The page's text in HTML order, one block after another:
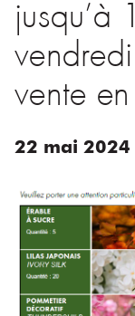
jusqu’à
vente en
22 mai 2024